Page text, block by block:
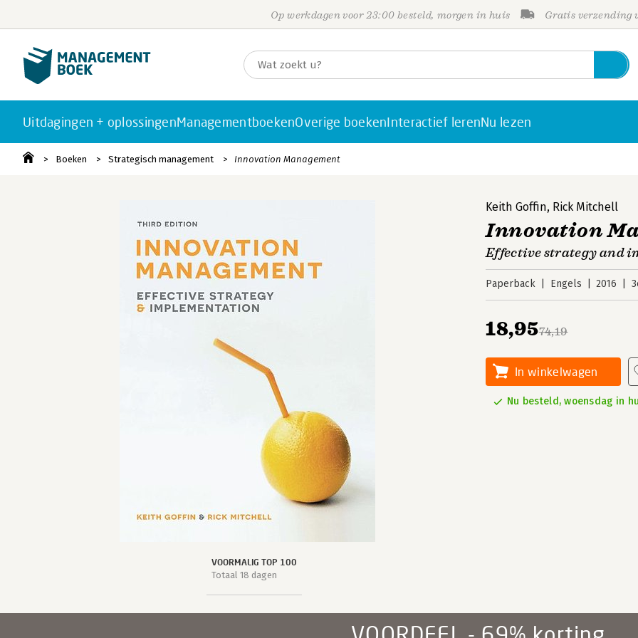
Op werkdagen voor 23:00 besteld, morgen in huis Gratis verzending
Uitdagingen + oplossingenManagementboekenOverige boekenInteractief lerenNu lezen
Boeken Strategisch management Innovation Management
VOORMALIG TOP 100
Totaal 18 dagen
Keith Goffin, Rick Mitchell
Innovation
Effective strategy and
Paperback Engels 2016
74,19
18,95
In winkelwagen
Nu besteld, woensdag in